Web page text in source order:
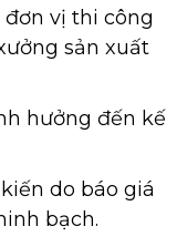
vị thi công
sản xuất
hưởng đến kế
do báo giá
bạch.